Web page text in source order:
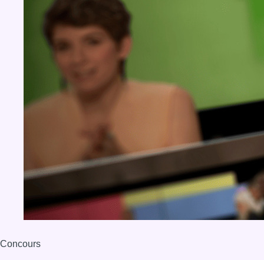
Concours